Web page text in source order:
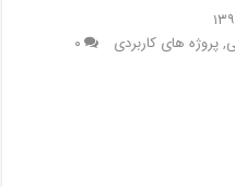
۱۲
,پروژه های کاربردی
۰